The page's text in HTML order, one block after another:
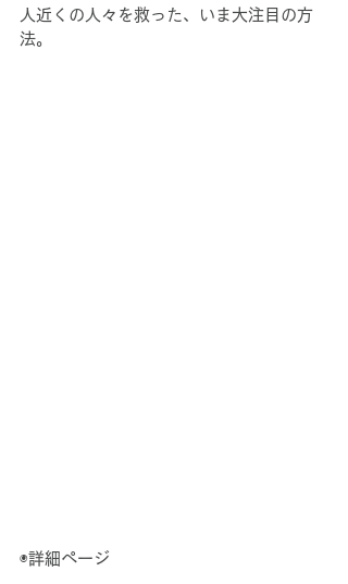
人近くの人々を救った、いま大注目の方
法。
◉詳細ページ